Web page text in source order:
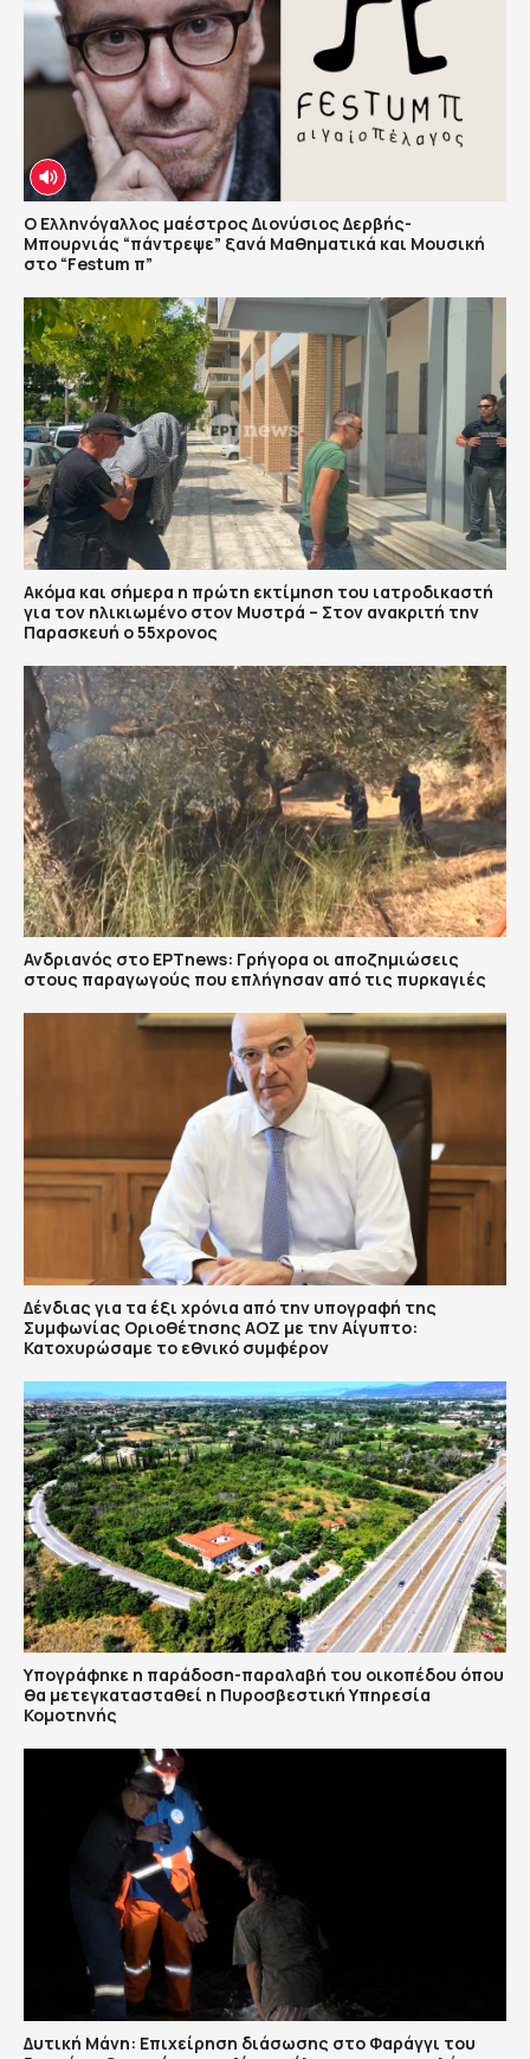
Ο Ελληνόγαλλος μαέστρος Διονύσιος Δερβής-
Μπουρνιάς “πάντρεψε” ξανά Μαθηματικά και Μουσική
στο “Festum π”
Ακόμα και σήμερα η πρώτη εκτίμηση του ιατροδικαστή
για τον ηλικιωμένο στον Μυστρά – Στον ανακριτή την
Παρασκευή ο 55χρονος
Ανδριανός στο ΕΡΤnews: Γρήγορα οι αποζημιώσεις
στους παραγωγούς που επλήγησαν από τις πυρκαγιές
Δένδιας για τα έξι χρόνια από την υπογραφή της
Συμφωνίας Οριοθέτησης ΑΟΖ με την Αίγυπτο:
Κατοχυρώσαμε το εθνικό συμφέρον
Υπογράφηκε η παράδοση-παραλαβή του οικοπέδου όπου
θα μετεγκατασταθεί η Πυροσβεστική Υπηρεσία
Κομοτηνής
Δυτική Μάνη: Επιχείρηση διάσωσης στο Φαράγγι του